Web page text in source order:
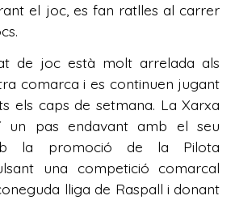
el joc, es fan ratlles al carrer
de joc està molt arrelada als
comarca i es continuen jugant
els caps de setmana. La Xarxa
un pas endavant amb el seu
la promoció de la Pilota
una competició comarcal
lliga de Raspall i donant